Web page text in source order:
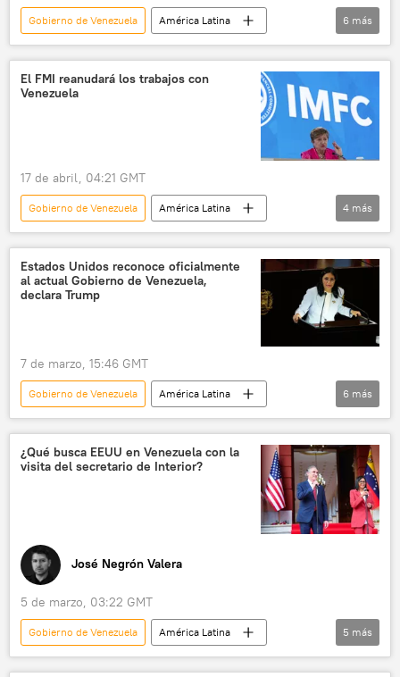
Gobierno de Venezuela
América Latina
Venezuela
México
Cruz Roja
sociedad
📰 Terremoto en Venezuela (2026)
💬 Entrevistas
6 más
El FMI reanudará los trabajos con
Venezuela
17 de abril, 04:21 GMT
Gobierno de Venezuela
América Latina
Fondo Monetario Internacional (FMI)
Venezuela
Kristalina Georgieva
Delcy Rodríguez
4 más
Estados Unidos reconoce oficialmente
al actual Gobierno de Venezuela,
declara Trump
7 de marzo, 15:46 GMT
Gobierno de Venezuela
América Latina
Donald Trump
política
Delcy Rodríguez
EEUU
Venezuela
🌎 América
6 más
¿Qué busca EEUU en Venezuela con la
visita del secretario de Interior?
José Negrón Valera
5 de marzo, 03:22 GMT
Gobierno de Venezuela
América Latina
Delcy Rodríguez
Donald Trump
5 más